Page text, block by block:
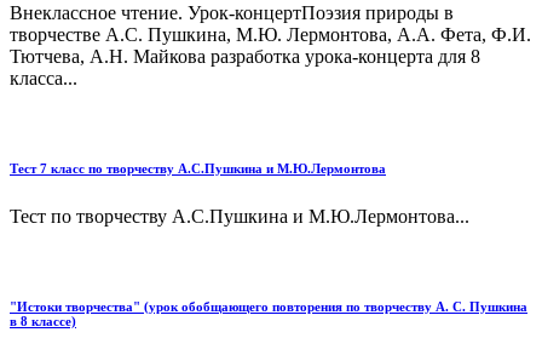
Внеклассное чтение. Урок-концертПоэзия природы в
творчестве А.С. Пушкина, М.Ю. Лермонтова, А.А. Фета, Ф.И.
Тютчева, А.Н. Майкова разработка урока-концерта для 8
класса...
Тест 7 класс по творчеству А.С.Пушкина и М.Ю.Лермонтова
Тест по творчеству А.С.Пушкина и М.Ю.Лермонтова...
"Истоки творчества" (урок обобщающего повторения по творчеству А. С. Пушкина
в 8 классе)